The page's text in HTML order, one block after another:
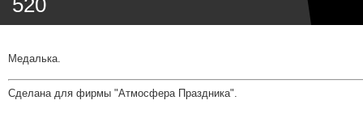
520
Медалька.
Сделана для фирмы "Атмосфера Праздника".